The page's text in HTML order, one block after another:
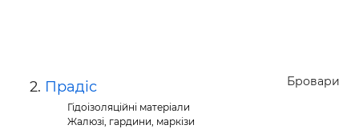
Бровари
Прадіс
Гідоізоляційні матеріали
Жалюзі, гардини, маркізи